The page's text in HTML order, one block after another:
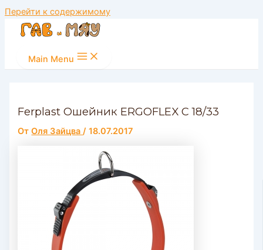
Перейти к содержимому
Main Menu
Ferplast Ошейник ERGOFLEX C 18/33
ОтОля Зайцва/18.07.2017